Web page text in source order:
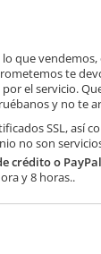
que vendemos,
te
el servicio.
y no te
SSL, así
no son
crédito o PayPal
y 8 horas..